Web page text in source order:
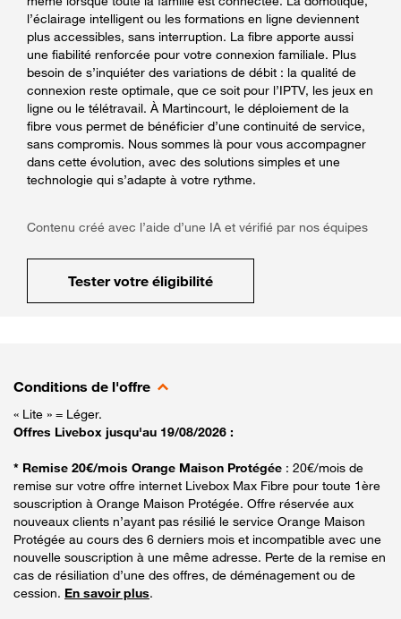
l’éclairage intelligent ou les formations en ligne deviennent
plus accessibles, sans interruption. La fibre apporte aussi
une fiabilité renforcée pour votre connexion familiale. Plus
besoin de s’inquiéter des variations de débit : la qualité de
connexion reste optimale, que ce soit pour l’IPTV, les jeux en
ligne ou le télétravail. À Martincourt, le déploiement de la
fibre vous permet de bénéficier d’une continuité de service,
sans compromis. Nous sommes là pour vous accompagner
dans cette évolution, avec des solutions simples et une
technologie qui s’adapte à votre rythme.
Contenu créé avec l’aide d’une IA et vérifié par nos équipes
Tester votre éligibilité
Conditions de l'offre
« Lite » = Léger.
Offres Livebox jusqu'au 19/08/2026 :
* Remise 20€/mois Orange Maison Protégée : 20€/mois de
remise sur votre offre internet Livebox Max Fibre pour toute 1ère
souscription à Orange Maison Protégée. Offre réservée aux
nouveaux clients n’ayant pas résilié le service Orange Maison
Protégée au cours des 6 derniers mois et incompatible avec une
nouvelle souscription à une même adresse. Perte de la remise en
cas de résiliation d’une des offres, de déménagement ou de
cession. En savoir plus.